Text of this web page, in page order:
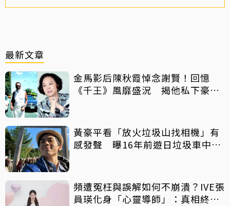
最新文章
金馬影后陳秋霞悼念謝賢！回憶
《千王》風靡盛況 揭他私下豪爽
黃豪平看「放火垃圾山找相機」有
感發聲 曝16年前遊日垃圾車中含
頻遭冤枉與誤解如何不崩潰？IVE張
員瑛化身「心靈導師」：真相終會